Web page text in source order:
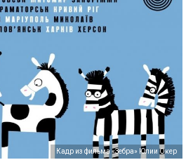
Кадр из фильма «Зебра» Юлии Окер